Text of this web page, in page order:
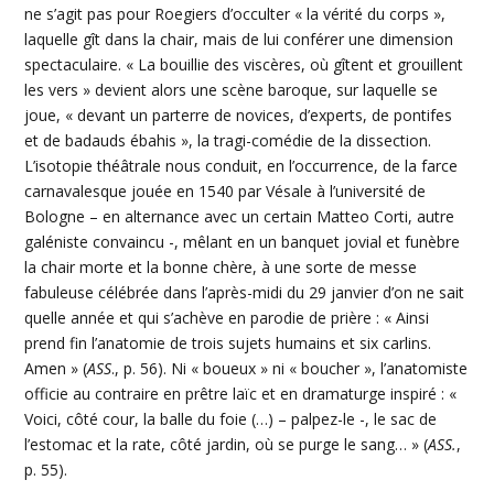
ne s’agit pas pour Roegiers d’occulter « la vérité du corps »,
laquelle gît dans la chair, mais de lui conférer une dimension
spectaculaire. « La bouillie des viscères, où gîtent et grouillent
les vers » devient alors une scène baroque, sur laquelle se
joue, « devant un parterre de novices, d’experts, de pontifes
et de badauds ébahis », la tragi-comédie de la dissection.
L’isotopie théâtrale nous conduit, en l’occurrence, de la farce
carnavalesque jouée en 1540 par Vésale à l’université de
Bologne – en alternance avec un certain Matteo Corti, autre
galéniste convaincu -, mêlant en un banquet jovial et funèbre
la chair morte et la bonne chère, à une sorte de messe
fabuleuse célébrée dans l’après-midi du 29 janvier d’on ne sait
quelle année et qui s’achève en parodie de prière : « Ainsi
prend fin l’anatomie de trois sujets humains et six carlins.
Amen » (ASS., p. 56). Ni « boueux » ni « boucher », l’anatomiste
officie au contraire en prêtre laïc et en dramaturge inspiré : «
Voici, côté cour, la balle du foie (…) – palpez-le -, le sac de
l’estomac et la rate, côté jardin, où se purge le sang… » (ASS.,
p. 55).